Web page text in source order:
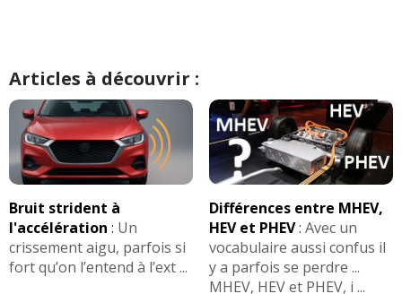
Articles à découvrir :
Bruit strident à
l'accélération : Un
crissement aigu, parfois si
fort qu’on l’entend à l’ext ...
Différences entre MHEV,
HEV et PHEV: Avec un
vocabulaire aussi confus il
y a parfois se perdre ...
MHEV, HEV et PHEV, i ...